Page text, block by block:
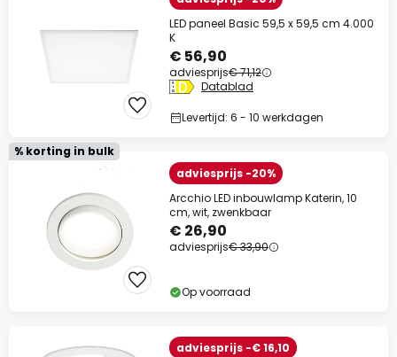
LED paneel Basic 59,5 x 59,5 cm 4.000
K
€ 56,90
adviesprijs€ 71,12
Datablad
Levertijd: 6 - 10 werkdagen
% korting in bulk
adviesprijs -20%
Arcchio LED inbouwlamp Katerin, 10
cm, wit, zwenkbaar
€ 26,90
adviesprijs€ 33,90
Op voorraad
adviesprijs -€ 16,10